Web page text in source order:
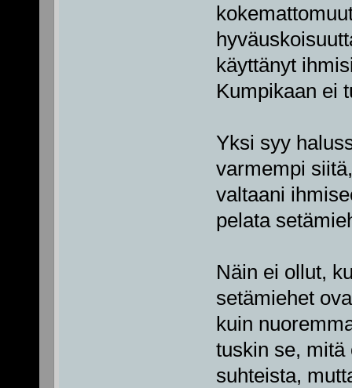
käyttänyt
Kumpikaan ei
Yksi syy
varmempi
valtaani
pelata
Näin ei ollut,
setämiehet
kuin
tuskin se, mitä
suhteista,